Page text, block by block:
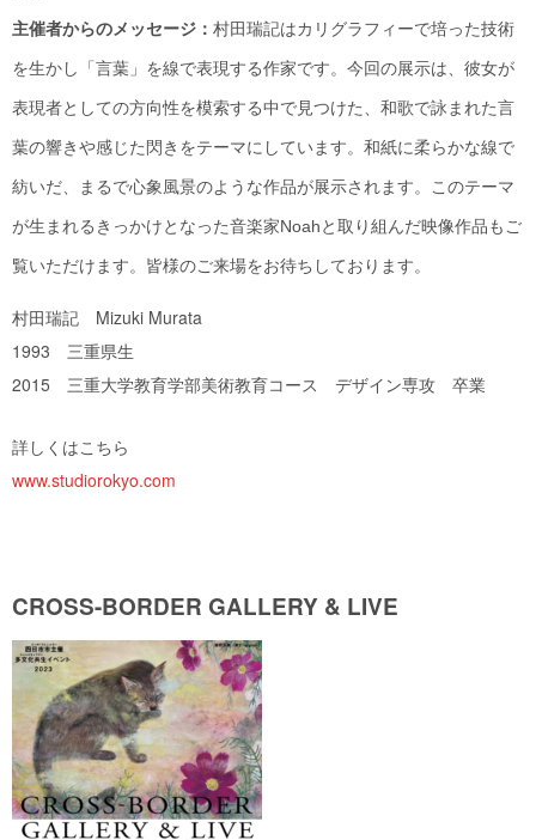
主催者からのメッセージ： 村田瑞記はカリグラフィーで培った技術
を生かし「言葉」を線で表現する作家です。今回の展示は、彼女が
表現者としての方向性を模索する中で見つけた、和歌で詠まれた言
葉の響きや感じた閃きをテーマにしています。和紙に柔らかな線で
紡いだ、まるで心象風景のような作品が展示されます。このテーマ
が生まれるきっかけとなった音楽家Noahと取り組んだ映像作品もご
覧いただけます。皆様のご来場をお待ちしております。
村田瑞記 Mizuki Murata
1993 三重県生
2015 三重大学教育学部美術教育コース デザイン専攻 卒業
詳しくはこちら
www.studiorokyo.com
CROSS-BORDER GALLERY & LIVE